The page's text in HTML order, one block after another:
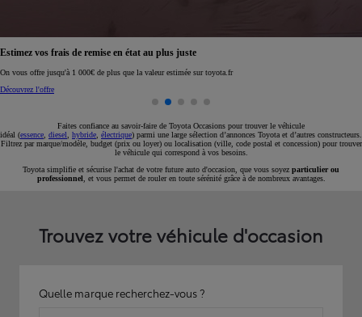
Réservez en ligne votre occasion pour 1€ seulement
Réservez en ligne
Faites confiance au savoir-faire de Toyota Occasions pour trouver le véhicule
idéal (essence diesel hybride électrique) parmi une large sélection d’annonces Toyota et d’autres constructeurs.
Filtrez par marque/modèle, budget (prix ou loyer) ou localisation (ville, code postal et concession) pour trouver
le véhicule qui correspond à vos besoins.
Toyota simplifie et sécurise l'achat de votre future auto d'occasion, que vous soyez particulier ou
professionnel , et vous permet de rouler en toute sérénité grâce à de nombreux avantages.
Trouvez votre véhicule d'occasion
Quelle marque recherchez-vous ?